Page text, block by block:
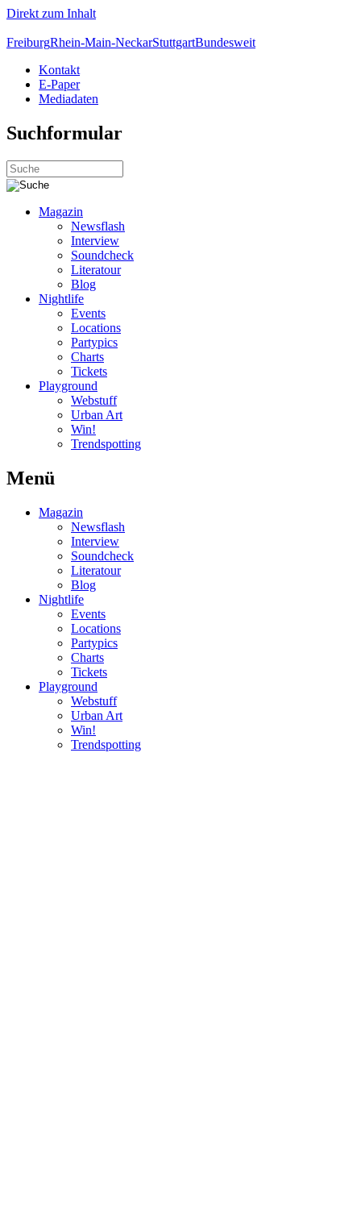
Direkt zum Inhalt
FreiburgRhein-Main-NeckarStuttgartBundesweit
Kontakt
E-Paper
Mediadaten
Suchformular
Magazin
Newsflash
Interview
Soundcheck
Literatour
Blog
Nightlife
Events
Locations
Partypics
Charts
Tickets
Playground
Webstuff
Urban Art
Win!
Trendspotting
Menü
Magazin
Newsflash
Interview
Soundcheck
Literatour
Blog
Nightlife
Events
Locations
Partypics
Charts
Tickets
Playground
Webstuff
Urban Art
Win!
Trendspotting